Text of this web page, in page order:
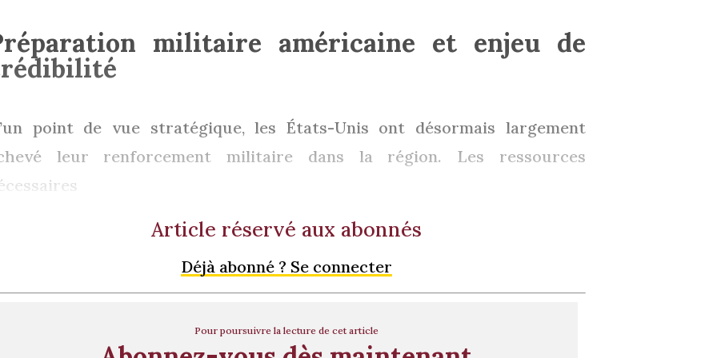
militaire américaine et enjeu de
point de vue stratégique, les États-Unis ont désormais largement
leur renforcement militaire dans la région. Les ressources
Article réservé aux abonnés
Déjà abonné ? Se connecter
Pour poursuivre la lecture de cet article